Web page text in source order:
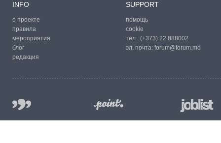
INFO
о проекте
правила
мероприятия
блог
редакция
SUPPORT
помощь
cookie
тел.: (+373) 22 888002
эл. почта: forum@forum.md